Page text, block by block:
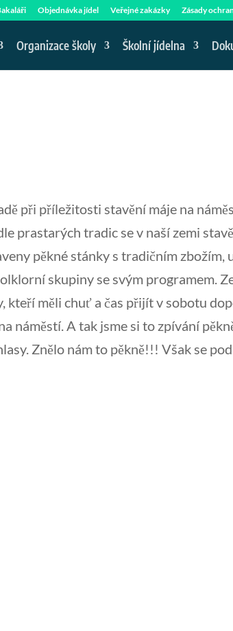
Objednávka jídel Veřejné zakázky Zásady
Organizace školy Školní jídelna
při příležitosti stavění máje na
prastarých tradic se v naší zemi
pěkné stánky s tradičním zbožím,
skupiny se svým programem.
kteří měli chuť a čas přijít v sobotu
náměstí. A tak jsme si to zpívání
Znělo nám to pěkně!!! Však se